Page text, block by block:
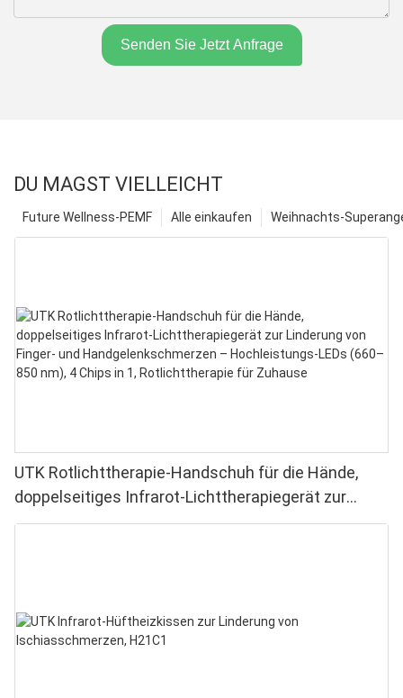
Senden Sie Jetzt Anfrage
DU MAGST VIELLEICHT
Weihnachts-
Alle einkaufen
Future Wellness-PEMF
UTK Rotlichttherapie-Handschuh für die Hände,
doppelseitiges Infrarot-Lichttherapiegerät zur
Linderung von Finger- und Handgelenkschmerzen –